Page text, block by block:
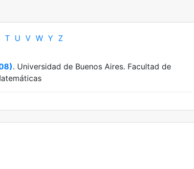
T U V W Y Z
. Universidad de Buenos Aires. Facultad de